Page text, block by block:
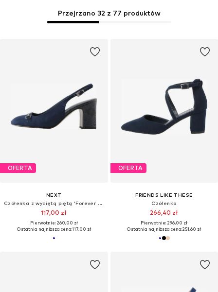
Przejrzano 32 z 77 produktów
OFERTA
NEXT
Czółenka z wyciętą piętą 'Forever Comfort'
117,00 zł
Pierwotnie: 260,00 zł
Ostatnia najniższa cena:117,00 zł
OFERTA
FRIENDS LIKE THESE
Czółenka
266,40 zł
Pierwotnie: 296,00 zł
Ostatnia najniższa cena:251,60 zł